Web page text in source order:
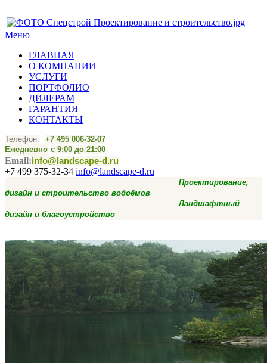
Меню
ГЛАВНАЯ
О КОМПАНИИ
УСЛУГИ
ПОРТФОЛИО
ДИЛЕРАМ
ГАРАНТИЯ
КОНТАКТЫ
Телефон: +7 495 006-32-07
Ежедневно с 9:00 до 21:00
Email:info@landscape-d.ru
+7 499 375-32-34 info@landscape-d.ru
Проектирование,
дизайн и строительство водоёмов
Ландшафтный
дизайн и благоустройство